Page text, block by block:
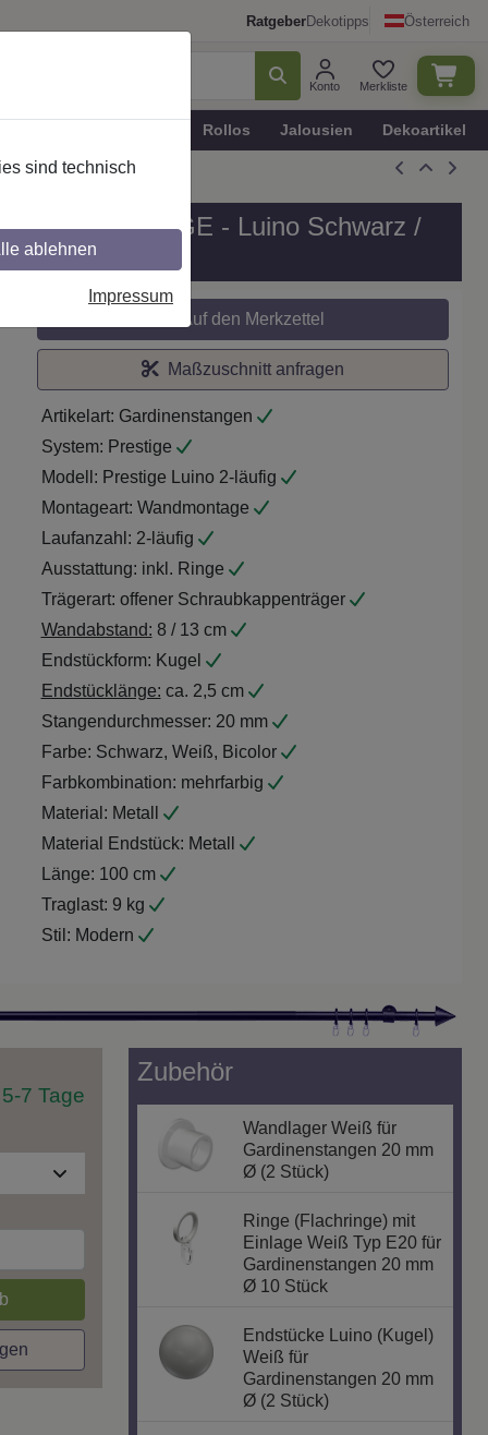
RatgeberDekotipps Österreich
Konto Merkliste
Rollos Jalousien Dekoartikel
PRESTIGE - Luino Schwarz /
Auf den Merkzettel
Maßzuschnitt anfragen
Artikelart: Gardinenstangen
System: Prestige
Modell: Prestige Luino 2-läufig
Montageart: Wandmontage
Laufanzahl: 2-läufig
Ausstattung: inkl. Ringe
Trägerart: offener Schraubkappenträger
Wandabstand: 8 / 13 cm
Endstückform: Kugel
Endstücklänge: ca. 2,5 cm
Stangendurchmesser: 20 mm
Farbe: Schwarz, Weiß, Bicolor
Farbkombination: mehrfarbig
Material: Metall
Material Endstück: Metall
Länge: 100 cm
Traglast: 9 kg
Stil: Modern
7 Tage
Zubehör
Wandlager Weiß für
Gardinenstangen 20 mm
Ø (2 Stück)
Ringe (Flachringe) mit
Einlage Weiß Typ E20 für
Gardinenstangen 20 mm
Ø 10 Stück
Endstücke Luino (Kugel)
Weiß für
Gardinenstangen 20 mm
Ø (2 Stück)
sind technisch
ablehnen
Impressum